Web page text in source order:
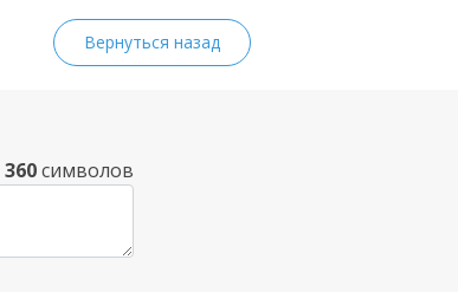
Вернуться назад
360символов